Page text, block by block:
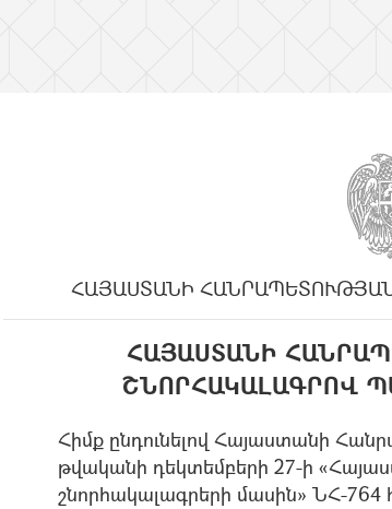
ՀԱՅԱՍՏԱՆԻ
ՀԱՅԱՍՏԱՆԻ
ՇՆՈՐՀԱԿԱԼԱԳՐՈՎ
Հիմք ընդունելով Հայաստանի
թվականի դեկտեմբերի 27-ի
շնորհակալագրերի մասին» ՆՀ-764